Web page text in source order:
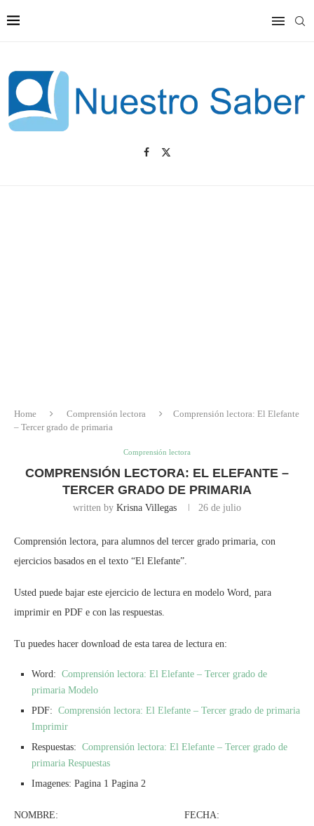
Home Comprensión lectora
Comprensión lectora: El Elefante
– Tercer grado de primaria
Comprensión lectora
COMPRENSIÓN LECTORA: EL ELEFANTE –
TERCER GRADO DE PRIMARIA
written by Krisna Villegas 26 de julio
Comprensión lectora, para alumnos del tercer grado primaria, con
ejercicios basados en el texto “El Elefante”.
Usted puede bajar este ejercicio de lectura en modelo Word, para
imprimir en PDF e con las respuestas.
Tu puedes hacer download de esta tarea de lectura en:
Word: Comprensión lectora: El Elefante – Tercer grado de
primaria Modelo
PDF: Comprensión lectora: El Elefante – Tercer grado de primaria
Imprimir
Respuestas: Comprensión lectora: El Elefante – Tercer grado de
primaria Respuestas
Imagenes: Pagina 1 Pagina 2
NOMBRE: FECHA: